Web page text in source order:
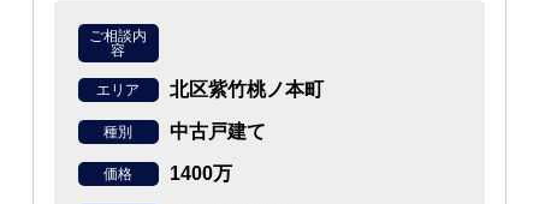
ご相談内
容
エリア 北区紫竹桃ノ本町
種別 中古戸建て
価格 1400万